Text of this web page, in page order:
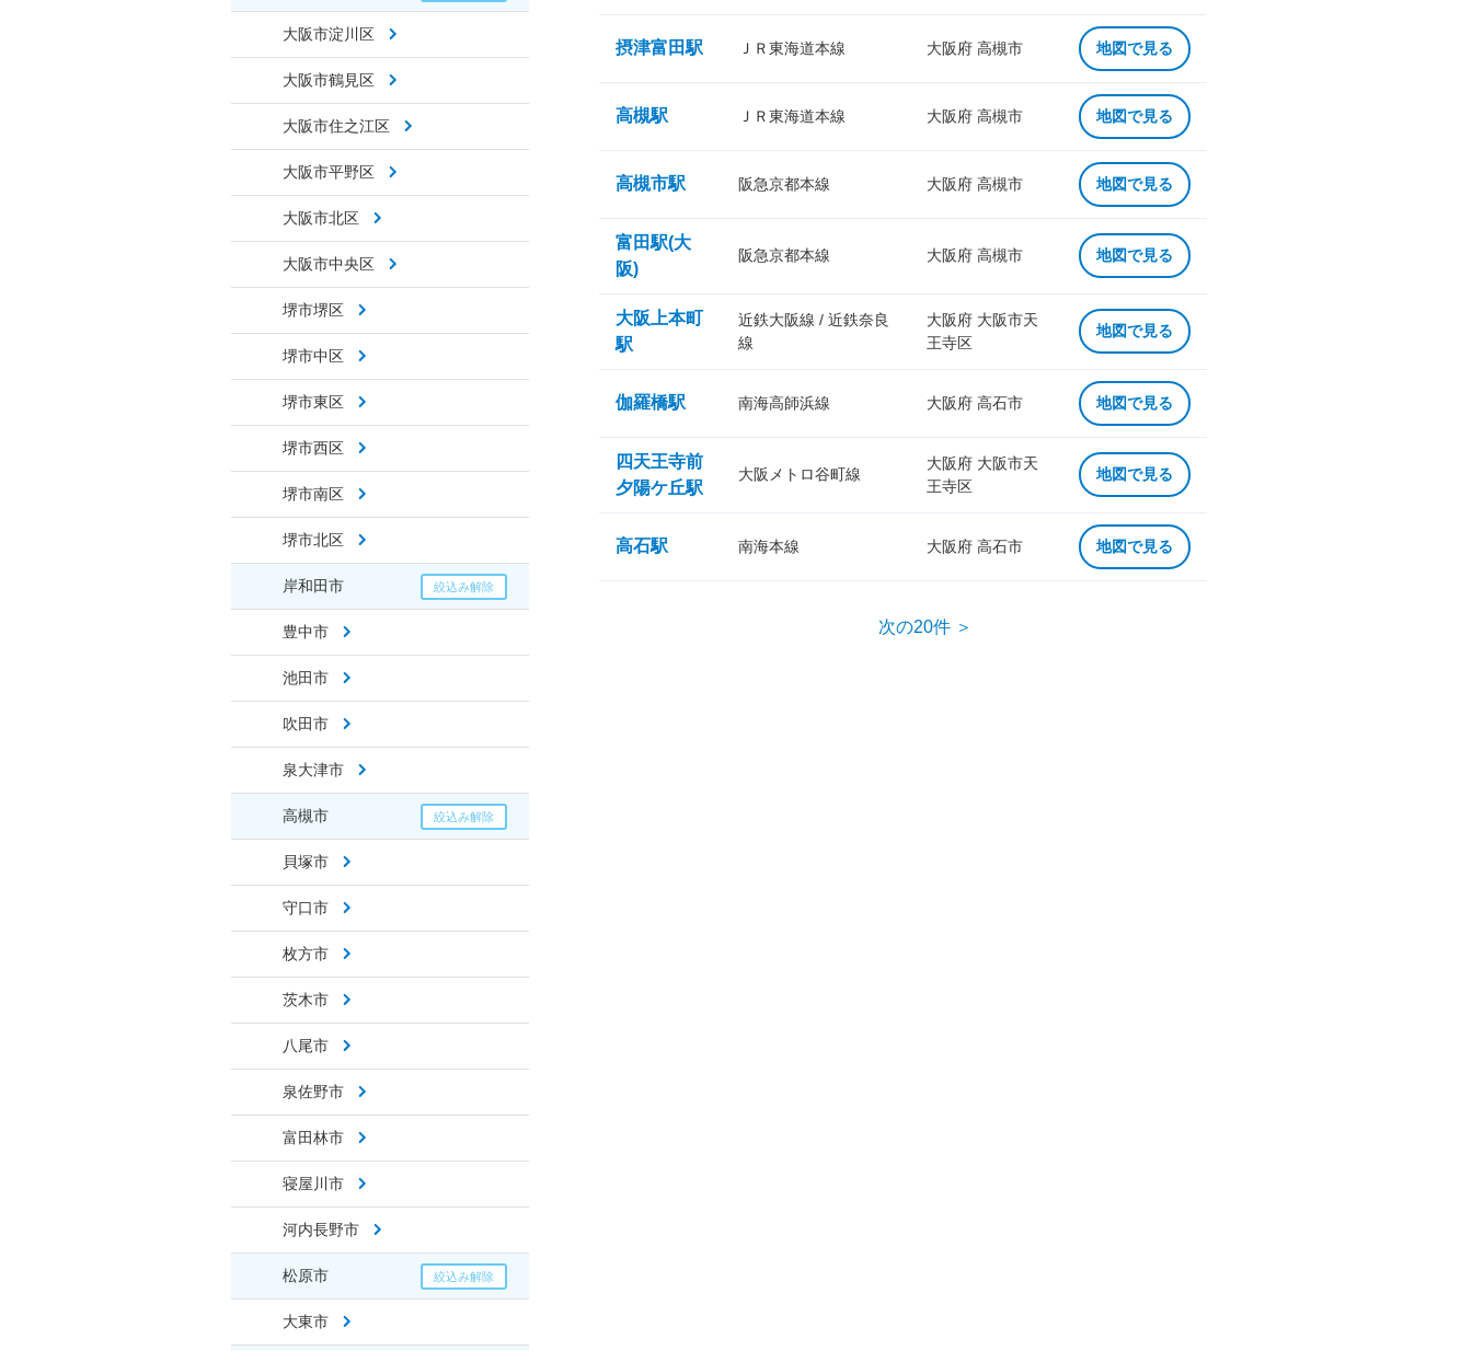
大阪市淀川区
大阪市鶴見区
大阪市住之江区
大阪市平野区
大阪市北区
大阪市中央区
堺市堺区
堺市中区
堺市東区
堺市西区
堺市南区
堺市北区
岸和田市
豊中市
池田市
吹田市
泉大津市
高槻市
貝塚市
守口市
枚方市
茨木市
八尾市
泉佐野市
富田林市
寝屋川市
河内長野市
松原市
大東市
摂津富田駅 ＪＲ東海道本線 大阪府 高槻市 地図で見る
高槻駅 ＪＲ東海道本線 大阪府 高槻市 地図で見る
高槻市駅 阪急京都本線 大阪府 高槻市 地図で見る
富田駅(大
阪)
阪急京都本線 大阪府 高槻市 地図で見る
大阪上本町
駅
近鉄大阪線 / 近鉄奈良
線
大阪府 大阪市天
王寺区
地図で見る
伽羅橋駅 南海高師浜線 大阪府 高石市 地図で見る
四天王寺前
夕陽ケ丘駅
大阪メトロ谷町線
大阪府 大阪市天
王寺区
地図で見る
高石駅 南海本線 大阪府 高石市 地図で見る
次の20件 ＞